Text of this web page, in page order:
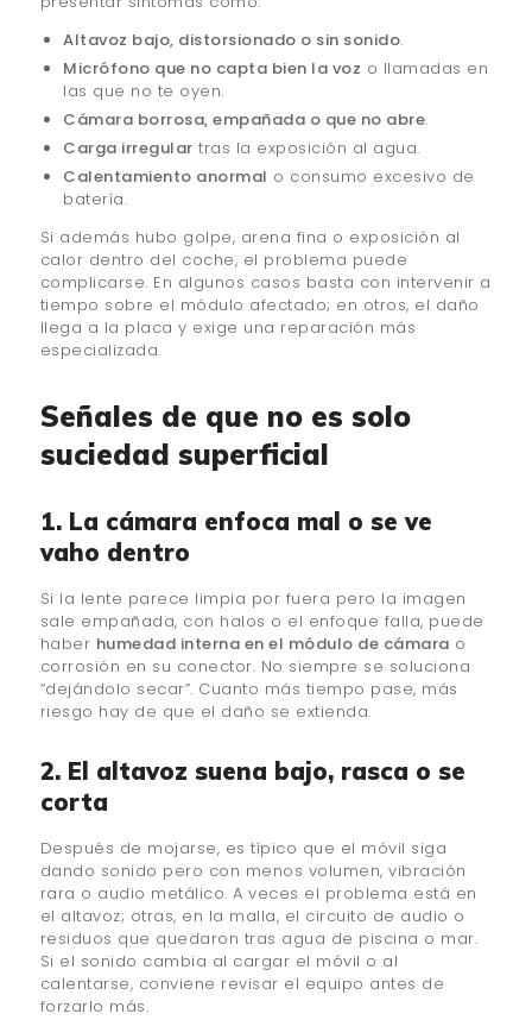
Altavoz bajo, distorsionado o sin sonido.
Micrófono que no capta bien la voz o llamadas en
las que no te oyen.
Cámara borrosa, empañada o que no abre.
Carga irregular tras la exposición al agua.
Calentamiento anormal o consumo excesivo de
batería.
Si además hubo golpe, arena fina o exposición al
calor dentro del coche, el problema puede
complicarse. En algunos casos basta con intervenir a
tiempo sobre el módulo afectado; en otros, el daño
llega a la placa y exige una reparación más
especializada.
Señales de que no es solo
suciedad superficial
1. La cámara enfoca mal o se ve
vaho dentro
Si la lente parece limpia por fuera pero la imagen
sale empañada, con halos o el enfoque falla, puede
haber humedad interna en el módulo de cámara o
corrosión en su conector. No siempre se soluciona
“dejándolo secar”. Cuanto más tiempo pase, más
riesgo hay de que el daño se extienda.
2. El altavoz suena bajo, rasca o se
corta
Después de mojarse, es típico que el móvil siga
dando sonido pero con menos volumen, vibración
rara o audio metálico. A veces el problema está en
el altavoz; otras, en la malla, el circuito de audio o
residuos que quedaron tras agua de piscina o mar.
Si el sonido cambia al cargar el móvil o al
calentarse, conviene revisar el equipo antes de
forzarlo más.